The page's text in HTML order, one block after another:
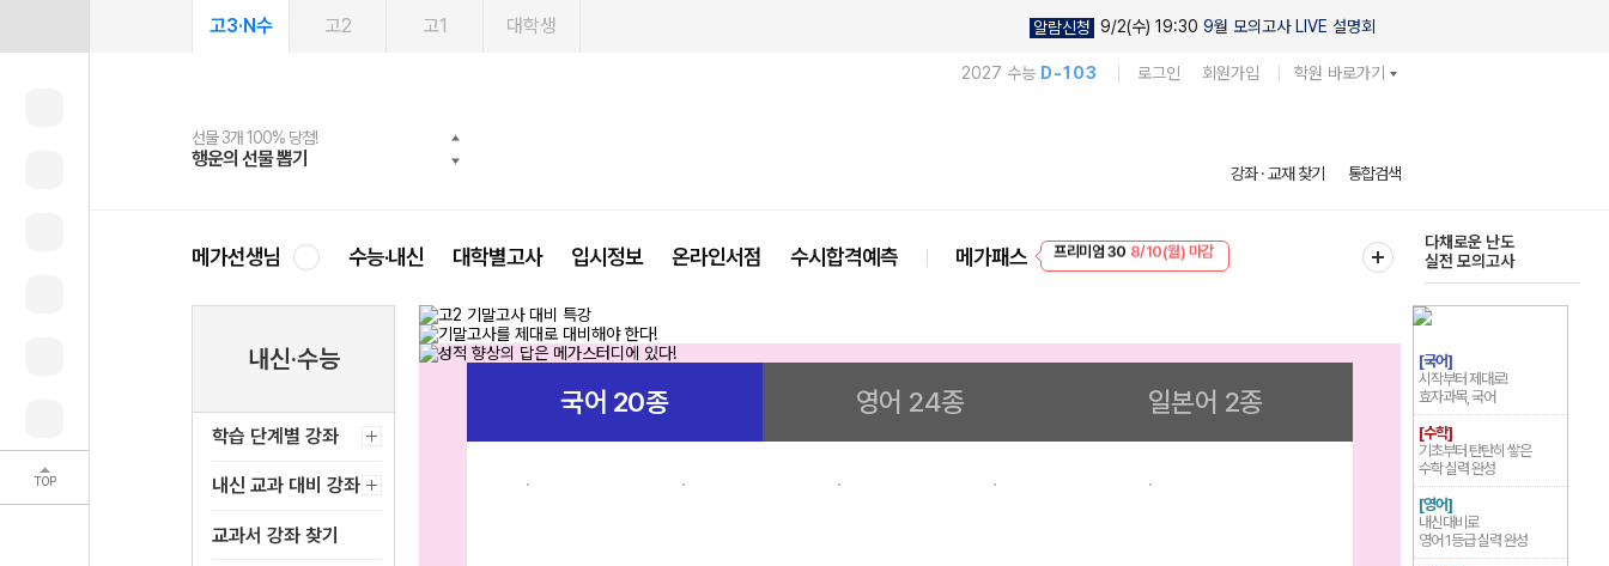
TOP
고3·N수 고2 고1 대학생 알람신청 9/2(수) 19:30 9월 모의고사 LIVE 설명회
2027 수능 D-103 로그인 회원가입 학원 바로가기
선물 3개 100% 당첨!
행운의 선물 뽑기
선물 100% 증정!
메가스터디 X 올리브
여름방학 스터디 캐시백
메가런 썸머스쿨
2027 러셀 단과
강사 공개선발
스마트러닝앱
설문 EVENT
메가패스
3일 무료 체험권
메가패스 수강생 무료혜택!
메가클럽 멤버십
사회공헌 캠페인
희망이룸 메가나눔
강좌 · 교재 찾기 통합검색
메가선생님 수능·내신 대학별고사 입시정보 온라인서점 수시합격예측 메가패스
EVENT 8/10(월) 마감
다채로운 난도
실전 모의고사
내신·수능
학습 단계별 강좌
내신 교과 대비 강좌
교과서 강좌 찾기
국어 20종 영어 24종 일본어 2종
[국어]
시작부터 제대로!
효자과목, 국어
[수학]
기초부터 탄탄히 쌓은
수학 실력 완성
[영어]
내신대비로
영어 1등급 실력 완성